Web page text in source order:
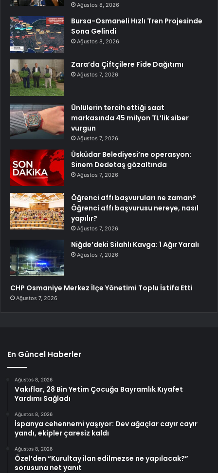
Ağustos 8, 2026
Bursa-Osmaneli Hızlı Tren Projesinde
Sona Gelindi
Ağustos 8, 2026
Zara’da Çiftçilere Fide Dağıtımı
Ağustos 7, 2026
Ünlülerin tercih ettiği saat
markasında 45 milyon TL’lik siber
vurgun
Ağustos 7, 2026
Üsküdar Belediyesi’ne operasyon:
Sinem Dedetaş gözaltında
Ağustos 7, 2026
Öğrenci affı başvuruları ne zaman?
Öğrenci affı başvurusu nereye, nasıl
yapılır?
Ağustos 7, 2026
Niğde’deki Silahlı Kavga: 1 Ağır Yaralı
Ağustos 7, 2026
CHP Osmaniye Merkez İlçe Yönetimi Toplu İstifa Etti
Ağustos 7, 2026
En Güncel Haberler
Ağustos 8, 2026
Vakıflar, 28 Bin Yetim Çocuğa Bayramlık Kıyafet
Yardımı Sağladı
Ağustos 8, 2026
İspanya cehennemi yaşıyor: Dev ağaçlar cayır cayır
yandı, ekipler çaresiz kaldı
Ağustos 8, 2026
Özel’den “Kurultay ilan edilmezse ne yapılacak?”
sorusuna net yanıt